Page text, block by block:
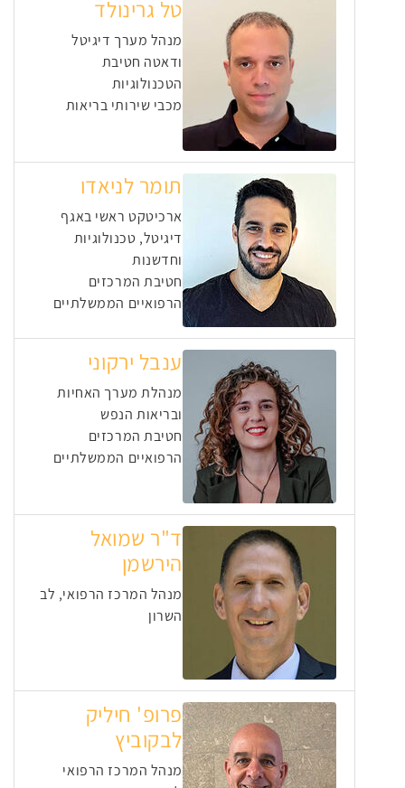
טל גרינולד
מנהל מערך דיגיטל
ודאטה חטיבת
הטכנולוגיות
מכבי שירותי בריאות
תומר לניאדו
ארכיטקט ראשי באגף
דיגיטל, טכנולוגיות
וחדשנות
חטיבת המרכזים
הרפואיים הממשלתיים
ענבל ירקוני
מנהלת מערך האחיות
ובריאות הנפש
חטיבת המרכזים
הרפואיים הממשלתיים
ד"ר שמואל
הירשמן
מנהל המרכז הרפואי, לב
השרון
פרופ' חיליק
לבקוביץ
מנהל המרכז הרפואי